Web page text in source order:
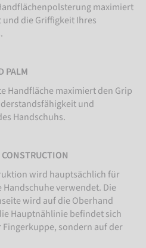
maximiert
die Griffigkeit Ihres
PALM
Handfläche maximiert den Grip
und
Handschuhs.
wird hauptsächlich für
verwendet. Die
wird auf die Oberhand
Hauptnählinie befindet sich
Fingerkuppe, sondern auf der